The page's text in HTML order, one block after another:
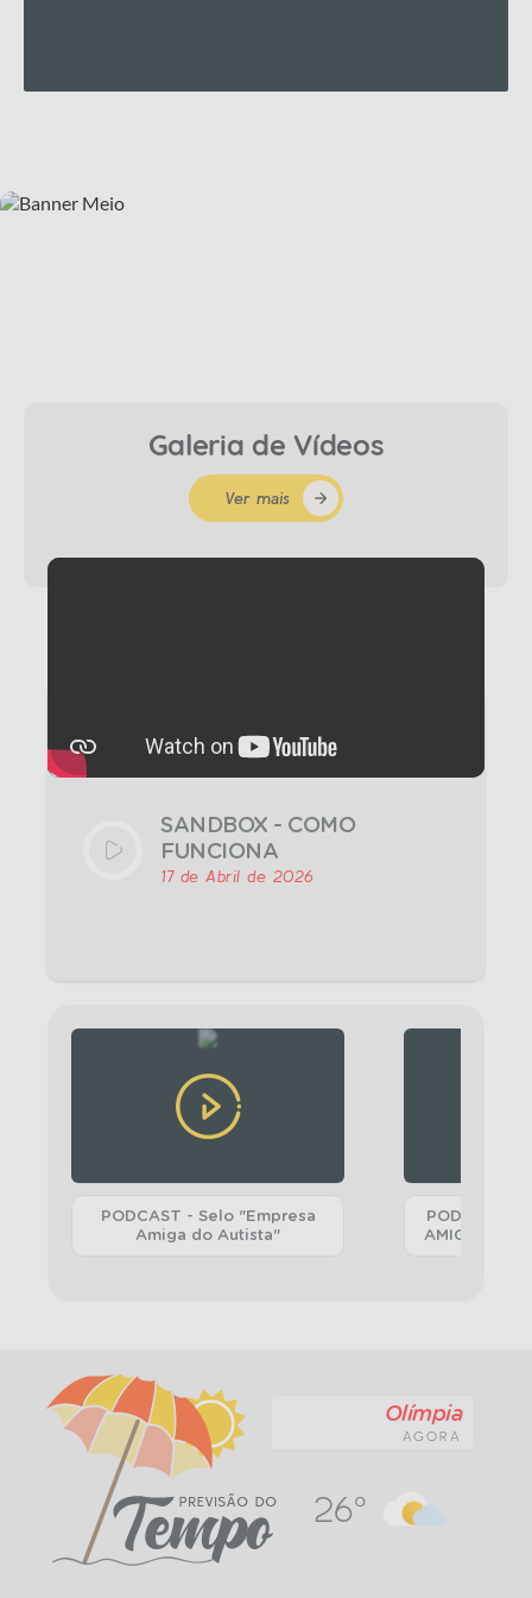
Galeria de Vídeos
Ver mais
SANDBOX - COMO
FUNCIONA
17 de Abril de 2026
PODCAST - Selo "Empresa
Amiga do Autista"
PODCAST -
AMIGA DA
Olímpia
AGORA
26º